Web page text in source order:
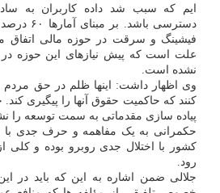
ایم که سبب شد داده کاربران به
دسترسی
فیشینگ و سرقت در حوزه مالی اتفاق
علت است که پیش نیازهای این حوزه در
نشده است.
وی اظهار داشت: اینها ظلم در حق
کنند که حاکمیت حقوق آنها را پیگیری
پیاده سازی مقدماتی به سمت توسعه را
حکمرانی به یک مفاهمه و حرف جدی با
کشور با اختلال جدی روبرو بوده و
رود.
جلالی ضمن اشاره به این که باید در